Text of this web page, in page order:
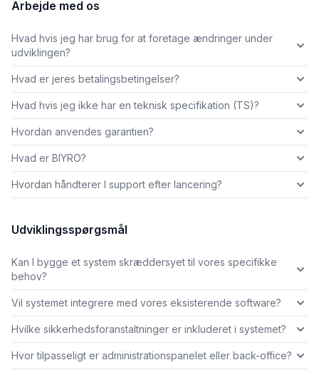
Arbejde med os
Hvad hvis jeg har brug for at foretage ændringer under
udviklingen?
Hvad er jeres betalingsbetingelser?
Hvad hvis jeg ikke har en teknisk specifikation (TS)?
Hvordan anvendes garantien?
Hvad er BIYRO?
Hvordan håndterer I support efter lancering?
Udviklingsspørgsmål
Kan I bygge et system skræddersyet til vores specifikke
behov?
Vil systemet integrere med vores eksisterende software?
Hvilke sikkerhedsforanstaltninger er inkluderet i systemet?
Hvor tilpasseligt er administrationspanelet eller back-office?